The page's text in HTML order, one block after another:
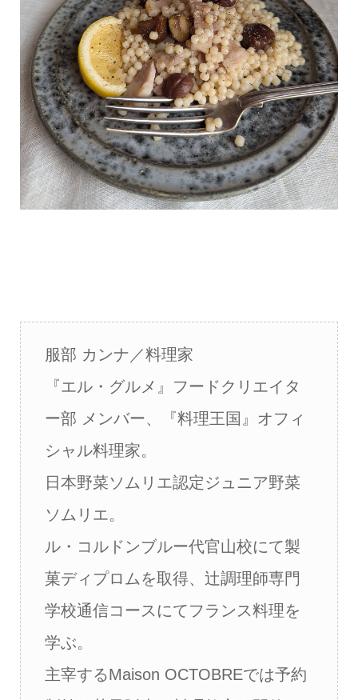
服部 カンナ／料理家
『エル・グルメ』フードクリエイタ
ー部 メンバー、『料理王国』オフィ
シャル料理家。
日本野菜ソムリエ認定ジュニア野菜
ソムリエ。
ル・コルドンブルー代官山校にて製
菓ディプロムを取得、辻調理師専門
学校通信コースにてフランス料理を
学ぶ。
主宰するMaison OCTOBREでは予約